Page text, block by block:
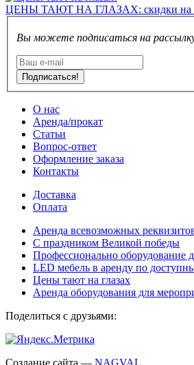
ЦЕНЫ ТАЮТ НА ГЛАЗАХ: скидки на
Вы можете подписаться на
Подписаться!
О нас
Аренда/прокат
Статьи
Вопрос-ответ
Оформление заказа
Контакты
Доставка
Оплата
Аренда всевозможных
С праздником Великой победы
Профессионально оборудование
LED мебель в аренду по
Цены тают на глазах
Аренда оборудования для
Поделиться с друзьями: